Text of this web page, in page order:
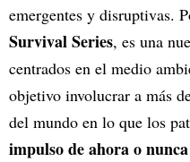
emergentes y disruptivas.
Survival Series, es una
centrados en el medio
objetivo involucrar a más
del mundo en lo que los
impulso de ahora o